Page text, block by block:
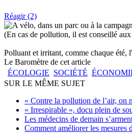
Réagir (2)
(En cas de pollution, il est conseillé
Polluant et irritant, comme chaque été,
Le Baromètre de cet article
ÉCOLOGIE SOCIÉTÉ
SUR LE MÊME SUJET
« Contre la pollution de l’air, on
« Irrespirable », docu plein de
Les médecins de demain
Comment améliorer les mesures